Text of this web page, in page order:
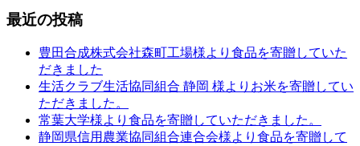
最近の投稿
豊田合成株式会社森町工場様より食品を寄贈していた
だきました
生活クラブ生活協同組合 静岡 様よりお米を寄贈してい
ただきました。
常葉大学様より食品を寄贈していただきました。
静岡県信用農業協同組合連合会様より食品を寄贈して